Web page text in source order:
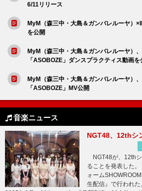
6/11リリース
MyM（森三中・大島＆ガンバレルーヤ）
を公開
MyM（森三中・大島＆ガンバレルーヤ）
「ASOBOZE」ダンスプラクティス動画を
MyM（森三中・大島＆ガンバレルーヤ）
「ASOBOZE」MV公開
音楽ニュース
NGT48、12thシ
NGT48が、12th
ることを発表した
ォーム
生配信』で行われた